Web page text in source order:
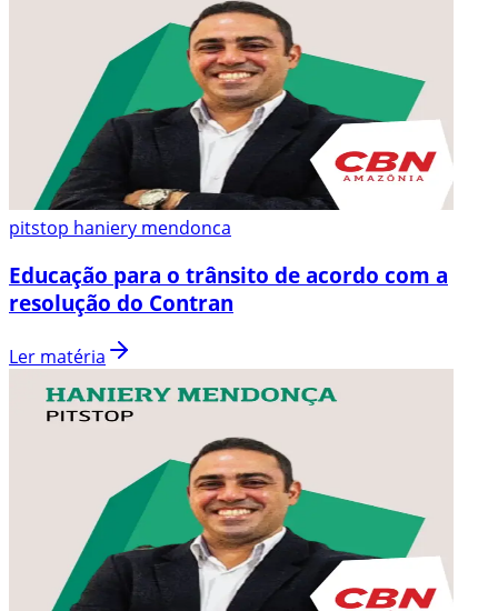
pitstop haniery mendonca
Educação para o trânsito de acordo com a
resolução do Contran
Ler matéria